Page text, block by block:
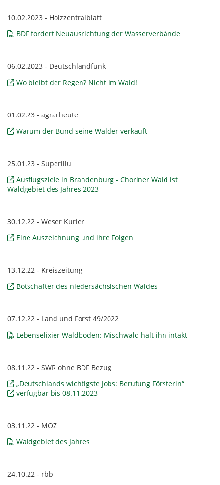
10.02.2023 - Holzzentralblatt
BDF fordert Neuausrichtung der Wasserverbände
06.02.2023 - Deutschlandfunk
Wo bleibt der Regen? Nicht im Wald!
01.02.23 - agrarheute
Warum der Bund seine Wälder verkauft
25.01.23 - Superillu
Ausflugsziele in Brandenburg - Choriner Wald ist
Waldgebiet des Jahres 2023
30.12.22 - Weser Kurier
Eine Auszeichnung und ihre Folgen
13.12.22 - Kreiszeitung
Botschafter des niedersächsischen Waldes
07.12.22 - Land und Forst 49/2022
Lebenselixier Waldboden: Mischwald hält ihn intakt
08.11.22 - SWR ohne BDF Bezug
„Deutschlands wichtigste Jobs: Berufung Försterin“
verfügbar bis 08.11.2023
03.11.22 - MOZ
Waldgebiet des Jahres
24.10.22 - rbb